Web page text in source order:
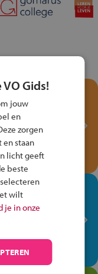
met het
Verkeersspel
fiets!
je op je
jouw talent
elke dag
Gids!
jouw
en
zorgen
staan
licht geeft
beste
wilt
je in onze